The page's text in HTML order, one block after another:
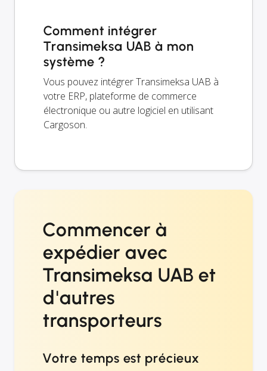
Comment intégrer
Transimeksa UAB à mon
système ?
Vous pouvez intégrer Transimeksa UAB à
votre ERP, plateforme de commerce
électronique ou autre logiciel en utilisant
Cargoson.
Commencer à
expédier avec
Transimeksa UAB et
d'autres
transporteurs
Votre temps est précieux